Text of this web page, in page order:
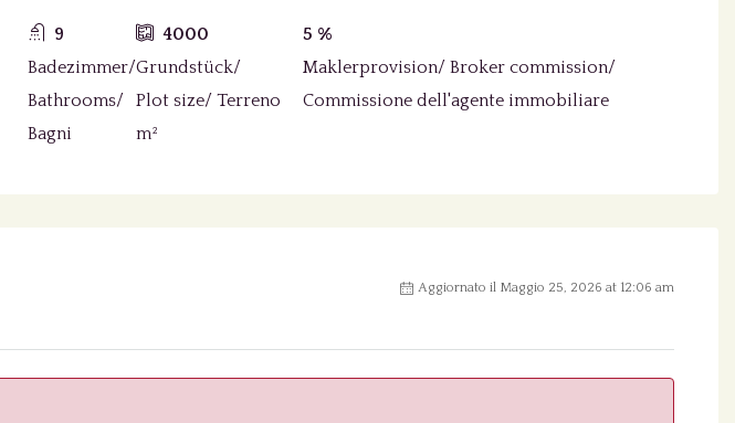
9
Badezimmer/
Bathrooms/
Bagni
4000
Grundstück/
Plot size/ Terreno
m²
5 %
Maklerprovision/ Broker commission/
Commissione dell'agente immobiliare
Aggiornato il Maggio 25, 2026 at 12:06 am